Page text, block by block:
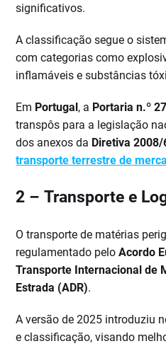
significativos.
A classificação segue o
com categorias como
inflamáveis e substâncias
Em Portugal, a Portaria n.º
transpôs para a legislação
dos anexos da Diretiva 2008/
transporte terrestre de
2 – Transporte e
O transporte de matérias
regulamentado peloAcordo
Transporte Internacional de
Estrada (ADR).
A versão de 2025 introduziu
e classificação, visando